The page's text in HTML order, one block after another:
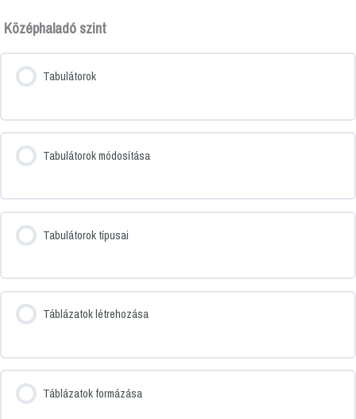
Középhaladó szint
Tabulátorok
Tabulátorok módosítása
Tabulátorok típusai
Táblázatok létrehozása
Táblázatok formázása